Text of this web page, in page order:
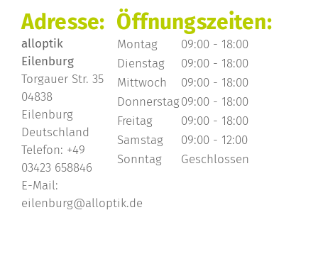
Adresse:
alloptik
Eilenburg
Torgauer Str. 35
04838
Eilenburg
Deutschland
Telefon: +49
03423 658846
E-Mail:
eilenburg@alloptik.de
Öffnungszeiten:
Montag
09:00 - 18:00
Dienstag
09:00 - 18:00
Mittwoch
09:00 - 18:00
Donnerstag09:00 - 18:00
Freitag
09:00 - 18:00
Samstag
09:00 - 12:00
Sonntag
Geschlossen